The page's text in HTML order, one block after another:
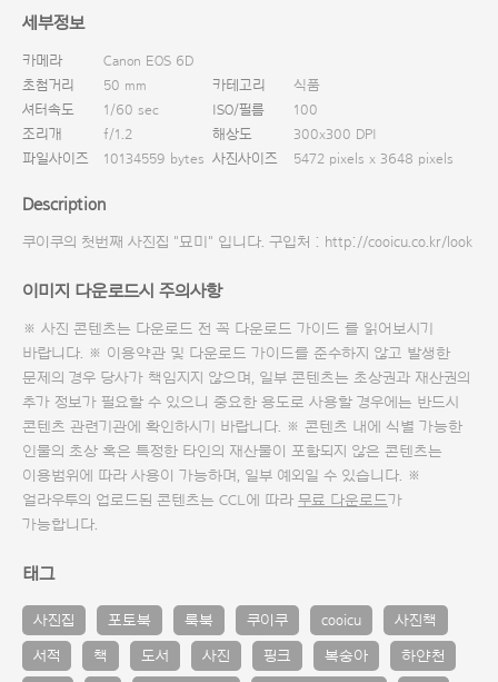
세부정보
카메라
Canon EOS 6D
초첨거리
50 mm 카테고리
식품
셔터속도
1/60 sec ISO/필름
100
조리개
f/1.2 해상도
300x300 DPI
파일사이즈
10134559 bytes 사진사이즈 5472 pixels x 3648 pixels
Description
쿠이쿠의 첫번째 사진집 "묘미" 입니다. 구입처 : http://cooicu.co.kr/look
이미지 다운로드시 주의사항
※ 사진 콘텐츠는 다운로드 전 꼭 다운로드 가이드 를 읽어보시기
바랍니다. ※ 이용약관 및 다운로드 가이드를 준수하지 않고 발생한
문제의 경우 당사가 책임지지 않으며, 일부 콘텐츠는 초상권과 재산권의
추가 정보가 필요할 수 있으니 중요한 용도로 사용할 경우에는 반드시
콘텐츠 관련기관에 확인하시기 바랍니다. ※ 콘텐츠 내에 식별 가능한
인물의 초상 혹은 특정한 타인의 재산물이 포함되지 않은 콘텐츠는
이용범위에 따라 사용이 가능하며, 일부 예외일 수 있습니다. ※
얼라우투의 업로드된 콘텐츠는 CCL에 따라 무료 다운로드가
가능합니다.
태그
사진집 포토북 룩북 쿠이쿠 cooicu 사진책
서적 책 도서 사진 핑크 복숭아 하얀천